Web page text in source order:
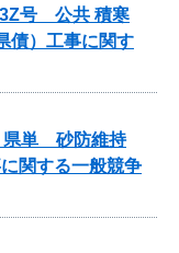
号 公共 積寒
債）工事に関す
県単 砂防維持
関する一般競争